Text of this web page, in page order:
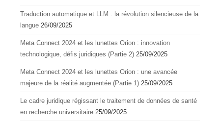
Traduction automatique et LLM : la révolution silencieuse de la
langue 26/09/2025
Meta Connect 2024 et les lunettes Orion : innovation
technologique, défis juridiques (Partie 2) 25/09/2025
Meta Connect 2024 et les lunettes Orion : une avancée
majeure de la réalité augmentée (Partie 1) 25/09/2025
Le cadre juridique régissant le traitement de données de santé
en recherche universitaire 25/09/2025